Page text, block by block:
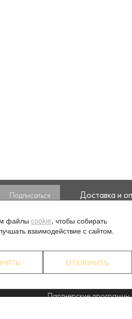
моих
Доставка и
О компании
Партнерские программы
файлы cookie, чтобы собирать
взаимодействие с сайтом.
ОТКЛОНИТЬ